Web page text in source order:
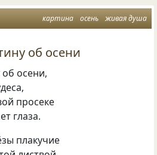
картина осень живая душа
об осени
осени,
просеке
глаза.
плакучие